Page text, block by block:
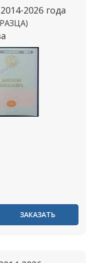
2026 года
ЗАКАЗАТЬ